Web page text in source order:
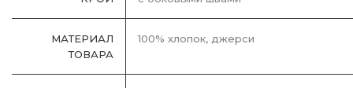
МАТЕРИАЛ
ТОВАРА
100% хлопок, джерси